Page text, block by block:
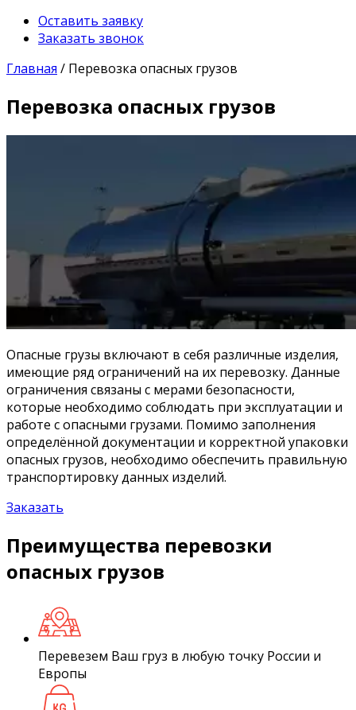
Оставить заявку
Заказать звонок
Главная / Перевозка опасных грузов
Перевозка опасных грузов
Опасные грузы включают в себя различные изделия,
имеющие ряд ограничений на их перевозку. Данные
ограничения связаны с мерами безопасности,
которые необходимо соблюдать при эксплуатации и
работе с опасными грузами. Помимо заполнения
определённой документации и корректной упаковки
опасных грузов, необходимо обеспечить правильную
транспортировку данных изделий.
Заказать
Преимущества перевозки
опасных грузов
Перевезем Ваш груз в любую точку России и
Европы